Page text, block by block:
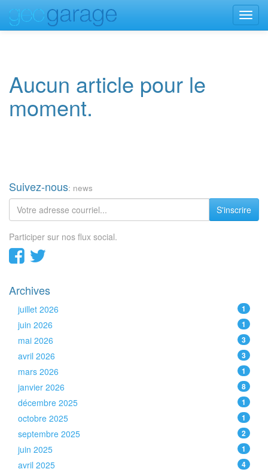
Aucun article pour le
moment.
Suivez-nous: news
S'inscrire
Participer sur nos flux social.
Archives
juillet 2026 1
juin 2026 1
mai 2026 3
avril 2026 3
mars 2026 1
janvier 2026 8
décembre 2025 1
octobre 2025 1
septembre 2025 2
juin 2025 1
avril 2025 4